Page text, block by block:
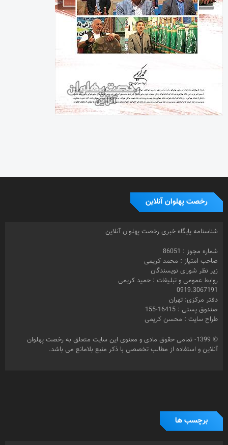
رخصت پهلوان آنلاین
شناسنامه پایگاه خبری رخصت پهلوان آنلاین
شماره مجوز : 86051
صاحب امتیاز : محمد کریمی
زیر نظر شورای نویسندگان
روابط عمومی و تبلیغات : حمید کریمی
0919.3067191
دفتر مرکزی: تهران
صندوق پستی : 16415-155
طراح سایت : محسن کریمی
© 1399- تمامی حقوق مادی و معنوی این سایت متعلق به رخصت پهلوان
آنلاین و استفاده از مطالب تخصصی با ذکر منبع بلامانع می باشد.
برچسب ها